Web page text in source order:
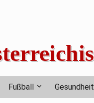
Fußball Gesundheit